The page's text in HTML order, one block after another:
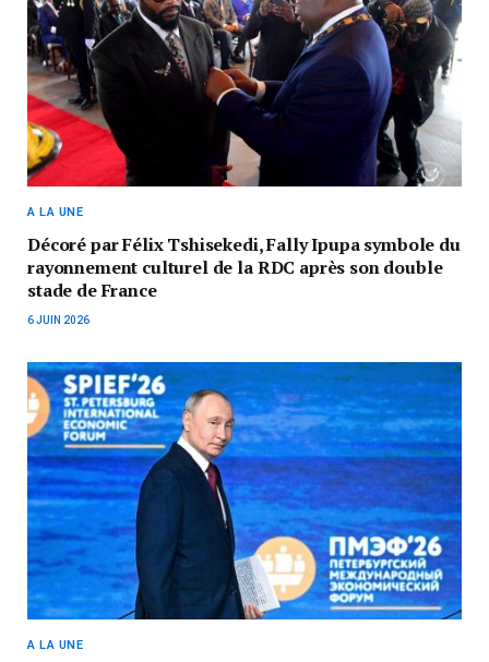
A LA UNE
Décoré par Félix Tshisekedi, Fally Ipupa symbole du
rayonnement culturel de la RDC après son double
stade de France
6 JUIN 2026
A LA UNE